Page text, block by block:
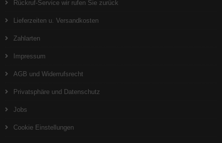
Rückruf-Service wir rufen Sie zurück
Lieferzeiten u. Versandkosten
Zahlarten
Impressum
AGB und Widerrufsrecht
Privatsphäre und Datenschutz
Jobs
Cookie Einstellungen